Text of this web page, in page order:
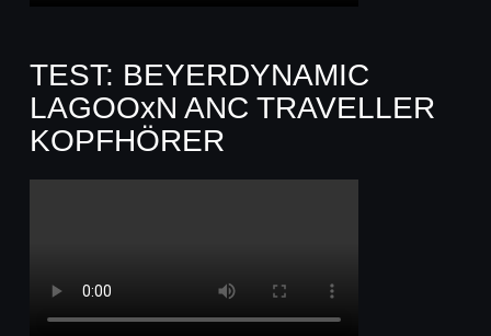
TEST: BEYERDYNAMIC
LAGOOxN ANC TRAVELLER
KOPFHÖRER